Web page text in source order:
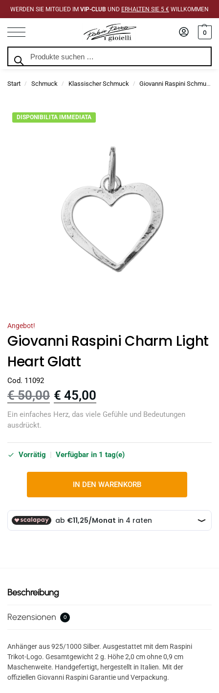
WERDEN SIE MITGLIED IM VIP-CLUB UND ERHALTEN SIE 5 € WILLKOMMEN
0
Start / Schmuck / Klassischer Schmuck / Giovanni Raspini Schmuck
DISPONIBILITA IMMEDIATA
Angebot!
Giovanni Raspini Charm Light
Heart Glatt
Cod. 11092
€50,00 € 45,00
Ein einfaches Herz, das viele Gefühle und Bedeutungen
ausdrückt.
Vorrätig Verfügbar in 1 tag(e)
IN DEN WARENKORB
Beschreibung
Rezensionen 0
Anhänger aus 925/1000 Silber. Ausgestattet mit dem Raspini
Trikot-Logo. Gesamtgewicht 2 g. Höhe 2,0 cm ohne 0,9 cm
Maschenweite. Handgefertigt, hergestellt in Italien. Mit der
offiziellen Giovanni Raspini Garantie und Verpackung.